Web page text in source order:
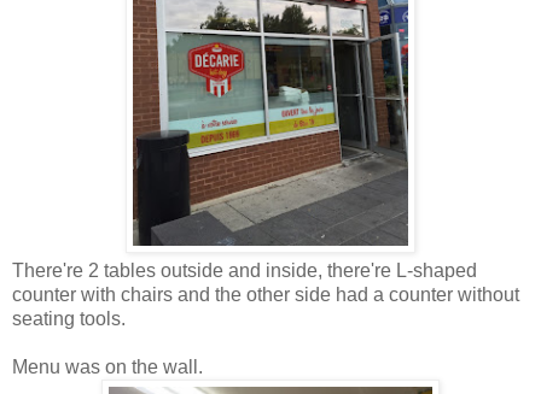
There're 2 tables outside and inside, there're L-shaped
counter with chairs and the other side had a counter without
seating tools.
Menu was on the wall.